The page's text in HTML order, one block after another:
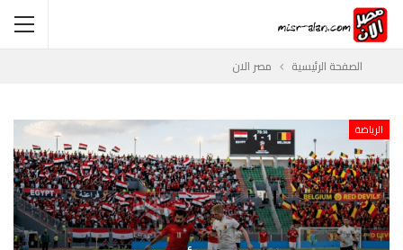
الصفحة الرئيسية مصر الان
الرياضة